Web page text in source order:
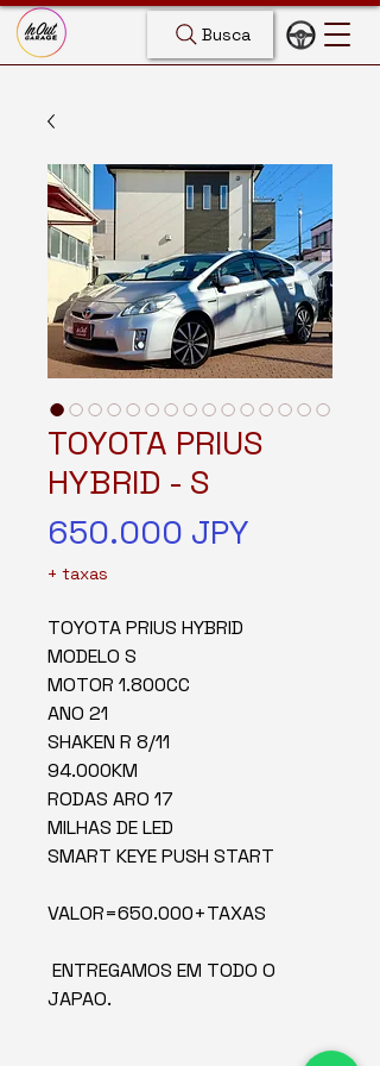
Busca
TOYOTA PRIUS
HYBRID - S
650.000 JPY
+ taxas
TOYOTA PRIUS HYBRID
MODELO S
MOTOR 1.800CC
ANO 21
SHAKEN R 8/11
94.000KM
RODAS ARO 17
MILHAS DE LED
SMART KEYE PUSH START
VALOR=650.000+TAXAS
ENTREGAMOS EM TODO O
JAPAO.